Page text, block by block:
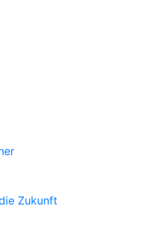
Zukunft